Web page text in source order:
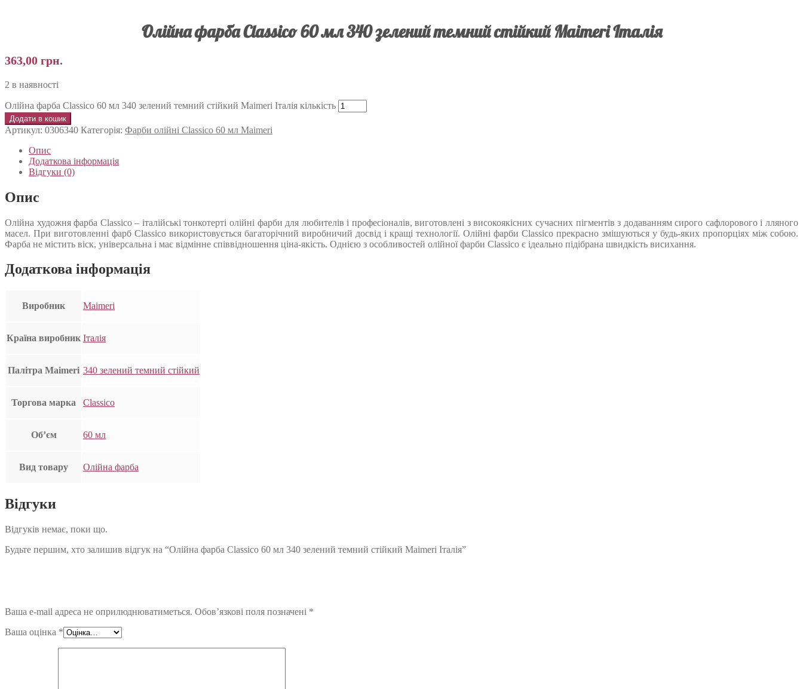
Олійна фарба Classico 60 мл 340 зелений темний стійкий Maimeri Італія
363,00 грн.
2 в наявності
Олійна фарба Classico 60 мл 340 зелений темний стійкий Maimeri Італія кількість
Додати в кошик
Артикул: 0306340 Категорія: Фарби олійні Classico 60 мл Maimeri
Опис
Додаткова інформація
Відгуки (0)
Опис
Олійна художня фарба Classico – італійські тонкотерті олійні фарби для любителів і професіоналів, виготовлені з високоякісних сучасних пігментів з додаванням сирого сафлорового і лляного
масел. При виготовленні фарб Classico використовується багаторічний виробничий досвід і кращі технології. Олійні фарби Classico прекрасно змішуються у будь-яких пропорціях між собою.
Фарба не містить віск, універсальна і має відмінне співвідношення ціна-якість. Однією з особливостей олійної фарби Classico є ідеально підібрана швидкість висихання.
Додаткова інформація
Виробник Maimeri
Країна виробник Італія
Палітра Maimeri 340 зелений темний стійкий
Торгова марка Classico
Об’єм 60 мл
Вид товару Олійна фарба
Відгуки
Відгуків немає, поки що.
Будьте першим, хто залишив відгук на “Олійна фарба Classico 60 мл 340 зелений темний стійкий Maimeri Італія”
Ваша e-mail адреса не оприлюднюватиметься. Обов’язкові поля позначені *
Ваша оцінка *